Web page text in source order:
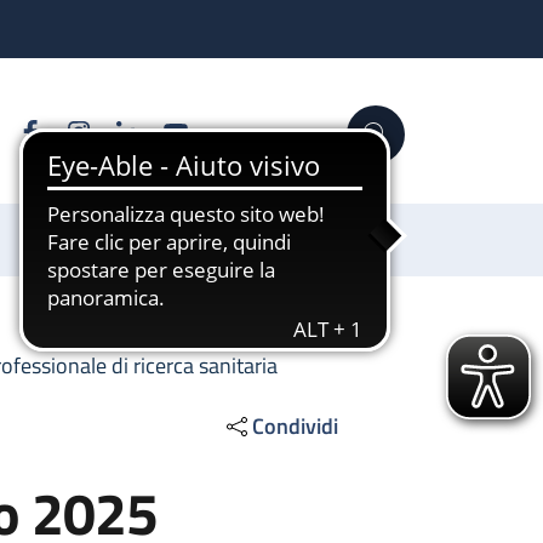
FacebookInstagram
LinkedinYouTube Cerca
Sostienici
di ricerca sanitaria
2025
Condividi